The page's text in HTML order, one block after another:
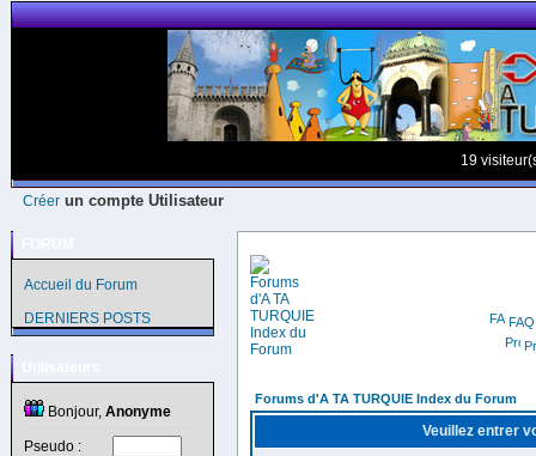
19
Créer un compte Utilisateur
Accueil du Forum
DERNIERS POSTS
Bonjour, Anonyme
Pseudo :
FAQ
Forums d'A TA TURQUIE Index du Forum
Veuillez entrer